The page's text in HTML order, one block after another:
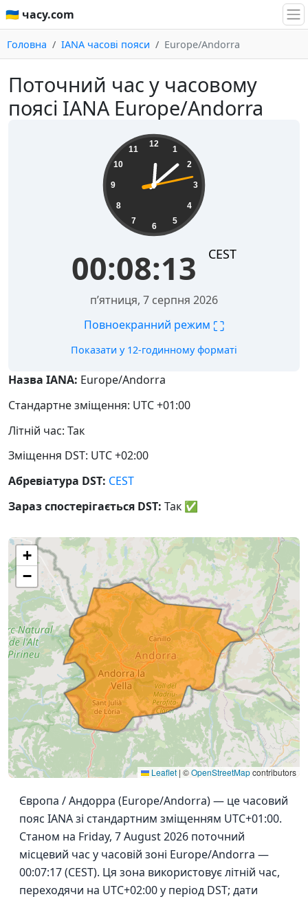
🇺🇦 часу.com
Головна IANA часові пояси Europe/Andorra
Поточний час у часовому
поясі IANA Europe/Andorra
12
1
2
3
4
5
6
7
8
9
10
11
00:08:14 CEST
пʼятниця, 7 серпня 2026
Повноекранний режим ⛶
Показати у 12-годинному форматі
Назва IANA: Europe/Andorra
Стандартне зміщення: UTC +01:00
Літній час: Так
Зміщення DST: UTC +02:00
Абревіатура DST: CEST
Зараз спостерігається DST: Так ✅
+
−
Leaflet | ©OpenStreetMapcontributors
Європа / Андорра (Europe/Andorra) — це часовий
пояс IANA зі стандартним зміщенням UTC+01:00.
Станом на Friday, 7 August 2026 поточний
місцевий час у часовій зоні Europe/Andorra —
00:07:17 (CEST). Ця зона використовує літній час,
переходячи на UTC+02:00 у період DST; дати